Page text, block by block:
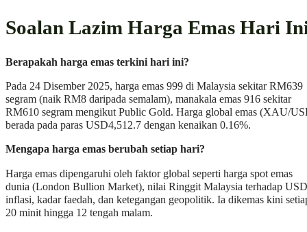
Soalan Lazim Harga Emas Hari
Berapakah harga emas terkini hari ini?
Pada 24 Disember 2025, harga emas 999 di Malaysia sekitar RM639
segram (naik RM8 daripada semalam), manakala emas 916 sekitar
RM610 segram mengikut Public Gold. Harga global emas (XAU/
berada pada paras USD4,512.7 dengan kenaikan 0.16%.
Mengapa harga emas berubah setiap hari?
Harga emas dipengaruhi oleh faktor global seperti harga spot emas
dunia (London Bullion Market), nilai Ringgit Malaysia terhadap
inflasi, kadar faedah, dan ketegangan geopolitik. Ia dikemas kini
20 minit hingga 12 tengah malam.